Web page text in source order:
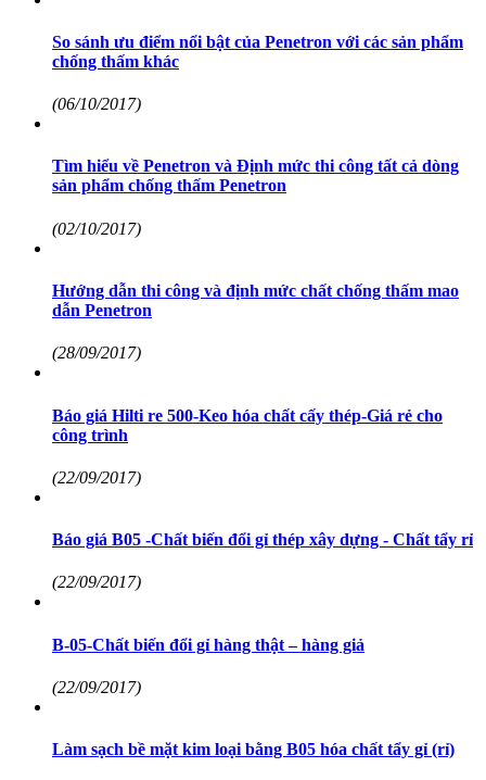
So sánh ưu điểm nổi bật của Penetron với các sản phẩm
chống thấm khác
(06/10/2017)
Tìm hiểu về Penetron và Định mức thi công tất cả dòng
sản phẩm chống thấm Penetron
(02/10/2017)
Hướng dẫn thi công và định mức chất chống thấm mao
dẫn Penetron
(28/09/2017)
Báo giá Hilti re 500-Keo hóa chất cấy thép-Giá rẻ cho
công trình
(22/09/2017)
Báo giá B05 -Chất biến đổi gỉ thép xây dựng - Chất tẩy rỉ
(22/09/2017)
B-05-Chất biến đổi gỉ hàng thật – hàng giả
(22/09/2017)
Làm sạch bề mặt kim loại bằng B05 hóa chất tẩy gỉ (rỉ)